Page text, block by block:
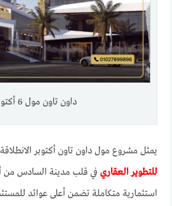
داون تاون مول 6 أكتوبر
يمثل مشروع مول داون تاون أكتوبر الانطلاقة
للتطوير العقاري في قلب مدينة السادس من
استثمارية متكاملة تضمن أعلى عوائد